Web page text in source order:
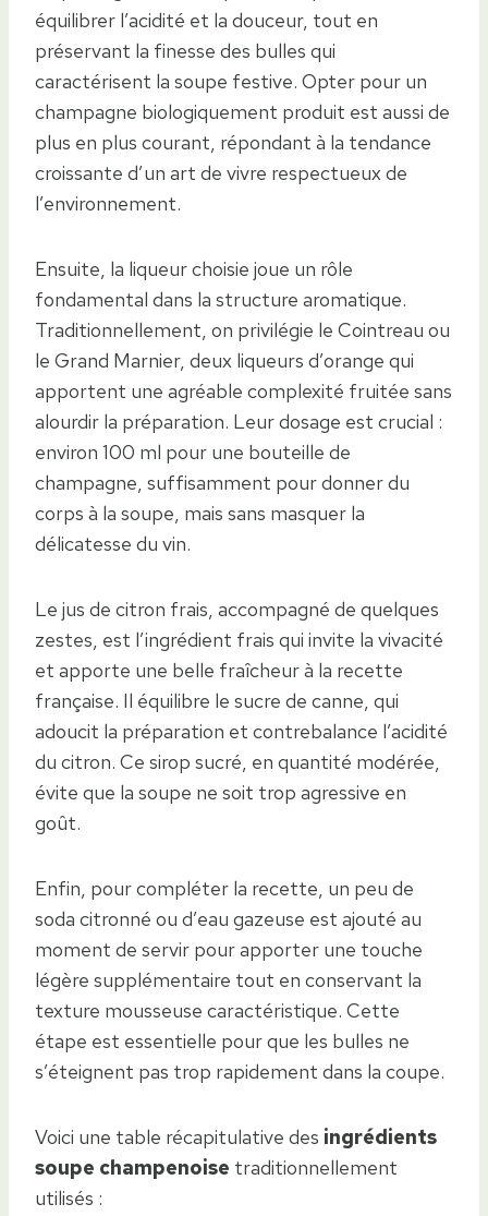
équilibrer l’acidité et la douceur, tout en
préservant la finesse des bulles qui
caractérisent la soupe festive. Opter pour un
champagne biologiquement produit est aussi de
plus en plus courant, répondant à la tendance
croissante d’un art de vivre respectueux de
l’environnement.
Ensuite, la liqueur choisie joue un rôle
fondamental dans la structure aromatique.
Traditionnellement, on privilégie le Cointreau ou
le Grand Marnier, deux liqueurs d’orange qui
apportent une agréable complexité fruitée sans
alourdir la préparation. Leur dosage est crucial :
environ 100 ml pour une bouteille de
champagne, suffisamment pour donner du
corps à la soupe, mais sans masquer la
délicatesse du vin.
Le jus de citron frais, accompagné de quelques
zestes, est l’ingrédient frais qui invite la vivacité
et apporte une belle fraîcheur à la recette
française. Il équilibre le sucre de canne, qui
adoucit la préparation et contrebalance l’acidité
du citron. Ce sirop sucré, en quantité modérée,
évite que la soupe ne soit trop agressive en
goût.
Enfin, pour compléter la recette, un peu de
soda citronné ou d’eau gazeuse est ajouté au
moment de servir pour apporter une touche
légère supplémentaire tout en conservant la
texture mousseuse caractéristique. Cette
étape est essentielle pour que les bulles ne
s’éteignent pas trop rapidement dans la coupe.
Voici une table récapitulative des ingrédients
soupe champenoise traditionnellement
utilisés :